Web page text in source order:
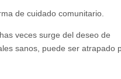
de cuidado comunitario.
veces surge del deseo de
sanos, puede ser atrapado